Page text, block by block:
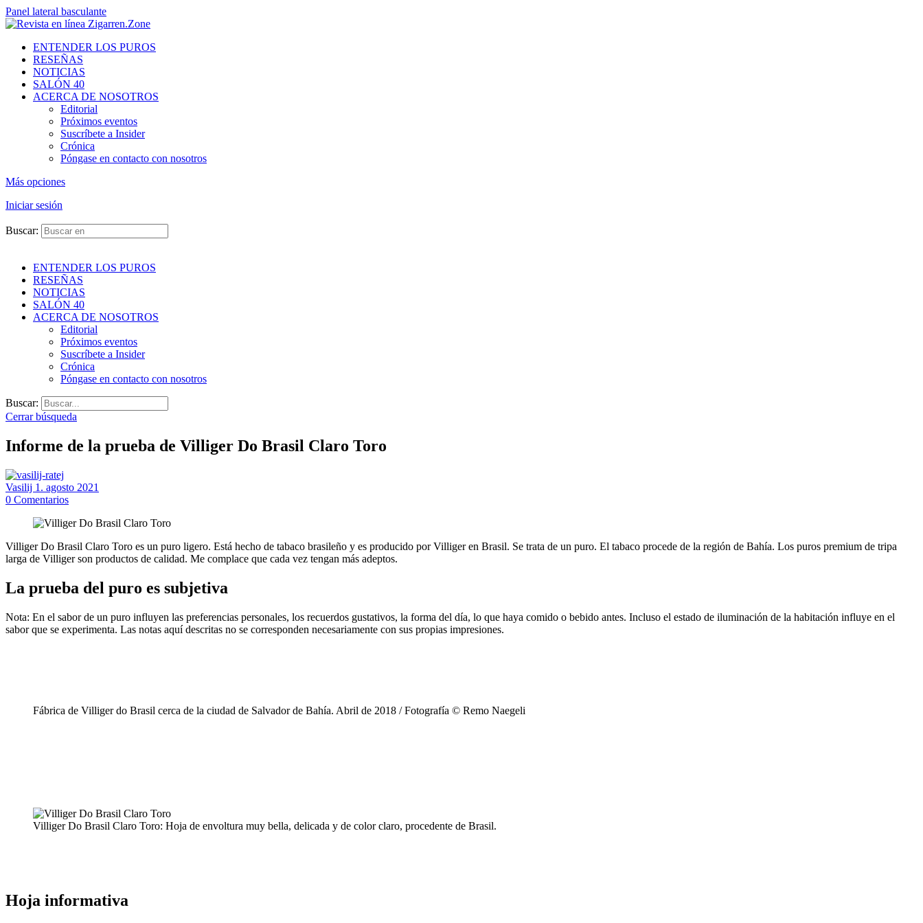
Panel lateral basculante
ENTENDER LOS PUROS
RESEÑAS
NOTICIAS
SALÓN 40
ACERCA DE NOSOTROS
Editorial
Próximos eventos
Suscríbete a Insider
Crónica
Póngase en contacto con nosotros
Más opciones
Iniciar sesión
Buscar:
ENTENDER LOS PUROS
RESEÑAS
NOTICIAS
SALÓN 40
ACERCA DE NOSOTROS
Editorial
Próximos eventos
Suscríbete a Insider
Crónica
Póngase en contacto con nosotros
Buscar:
Cerrar búsqueda
Informe de la prueba de Villiger Do Brasil Claro Toro
Vasilij 1. agosto 2021
0 Comentarios
Villiger Do Brasil Claro Toro es un puro ligero. Está hecho de tabaco brasileño y es producido por Villiger en Brasil. Se trata de un puro. El tabaco procede de la región de Bahía. Los puros premium de tripa
larga de Villiger son productos de calidad. Me complace que cada vez tengan más adeptos.
La prueba del puro es subjetiva
Nota: En el sabor de un puro influyen las preferencias personales, los recuerdos gustativos, la forma del día, lo que haya comido o bebido antes. Incluso el estado de iluminación de la habitación influye en el
sabor que se experimenta. Las notas aquí descritas no se corresponden necesariamente con sus propias impresiones.
Fábrica de Villiger do Brasil cerca de la ciudad de Salvador de Bahía. Abril de 2018 / Fotografía © Remo Naegeli
Villiger Do Brasil Claro Toro: Hoja de envoltura muy bella, delicada y de color claro, procedente de Brasil.
Hoja informativa